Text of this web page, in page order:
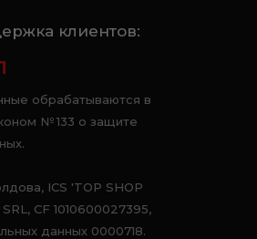
клиентов:
обрабатываются в
№ 133 о защите
ICS 'TOP SHOP
CF 1010600027395,
данных 0000718.